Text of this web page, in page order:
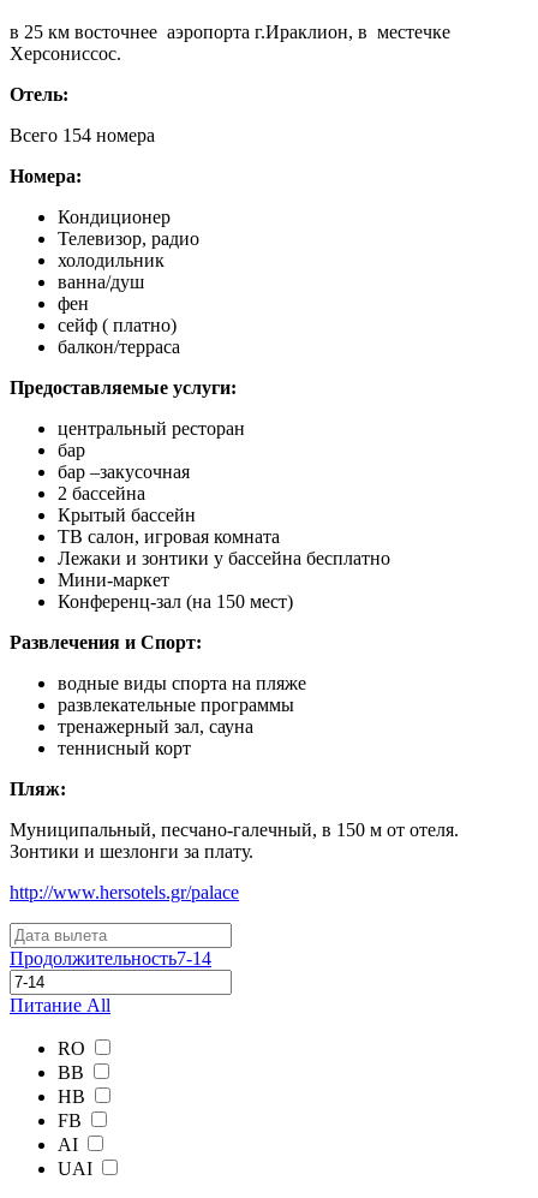
в 25 км восточнее аэропорта г.Ираклион, в местечке
Херсониссос.
Отель:
Всего 154 номера
Номера:
Кондиционер
Телевизор, радио
холодильник
ванна/душ
фен
сейф ( платно)
балкон/терраса
Предоставляемые услуги:
центральный ресторан
бар
бар –закусочная
2 бассейна
Крытый бассейн
ТВ салон, игровая комната
Лежаки и зонтики у бассейна бесплатно
Мини-маркет
Конференц-зал (на 150 мест)
Развлечения и Спорт:
водные виды спорта на пляже
развлекательные программы
тренажерный зал, сауна
теннисный корт
Пляж:
Муниципальный, песчано-галечный, в 150 м от отеля.
Зонтики и шезлонги за плату.
http://www.hersotels.gr/palace
Продолжительность7-14
Питание All
RO
BB
HB
FB
AI
UAI